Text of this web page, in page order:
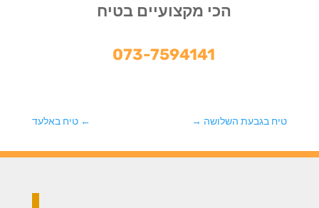
הכי מקצועיים בטיח
073-7594141
←טיח באלעד טיח בגבעת השלושה →